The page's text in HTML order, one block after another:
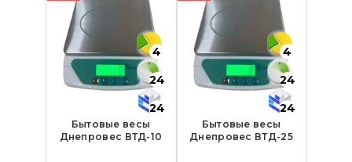
4
24
24
Бытовые весы
Днепровес ВТД-10
4
24
24
Бытовые весы
Днепровес ВТД-25